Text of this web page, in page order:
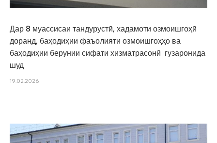
Дар 8 муассисаи тандурустӣ, хадамоти озмоишгоҳӣ
доранд, баҳодиҳии фаъолияти озмоишгоҳҳо ва
баҳодиҳии берунии сифати хизматрасонӣ гузаронида
шуд
19.02.2026